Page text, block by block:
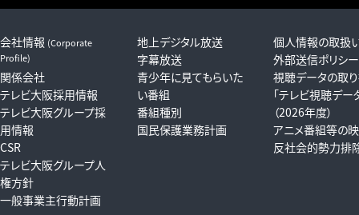
会社情報 (Corporate
Profile)
関係会社
テレビ大阪採用情報
テレビ大阪グループ採
用情報
CSR
テレビ大阪グループ人
権方針
一般事業主行動計画
地上デジタル放送
字幕放送
青少年に見てもらいた
い番組
番組種別
国民保護業務計画
個人情報の取扱
外部送信ポリシー
視聴データの取
「テレビ視聴デ
（2026年度）
アニメ番組等の
反社会的勢力排